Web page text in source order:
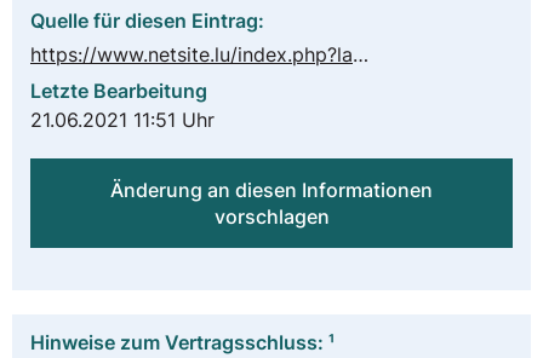
Quelle für diesen Eintrag:
https://www.netsite.lu/index.php?lang=deutsch
Letzte Bearbeitung
21.06.2021 11:51 Uhr
Änderung an diesen Informationen
vorschlagen
Hinweise zum Vertragsschluss: ¹